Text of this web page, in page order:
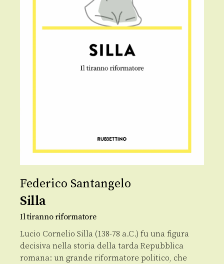
Federico Santangelo
Silla
Il tiranno riformatore
Lucio Cornelio Silla (138-78 a.C.) fu una figura
decisiva nella storia della tarda Repubblica
romana: un grande riformatore politico, che